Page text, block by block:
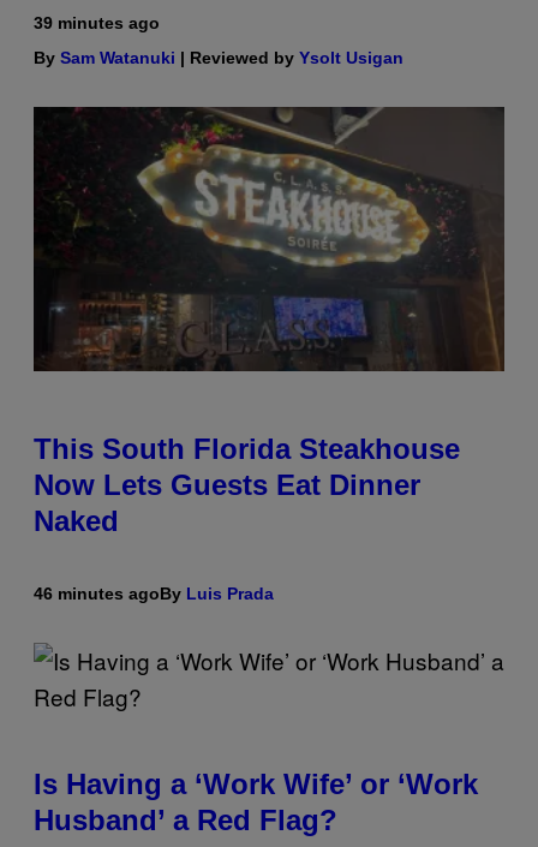
39 minutes ago
By Sam Watanuki | Reviewed by Ysolt Usigan
This South Florida Steakhouse
Now Lets Guests Eat Dinner
Naked
46 minutes agoBy Luis Prada
Is Having a ‘Work Wife’ or ‘Work
Husband’ a Red Flag?